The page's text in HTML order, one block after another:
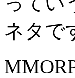
ネタで